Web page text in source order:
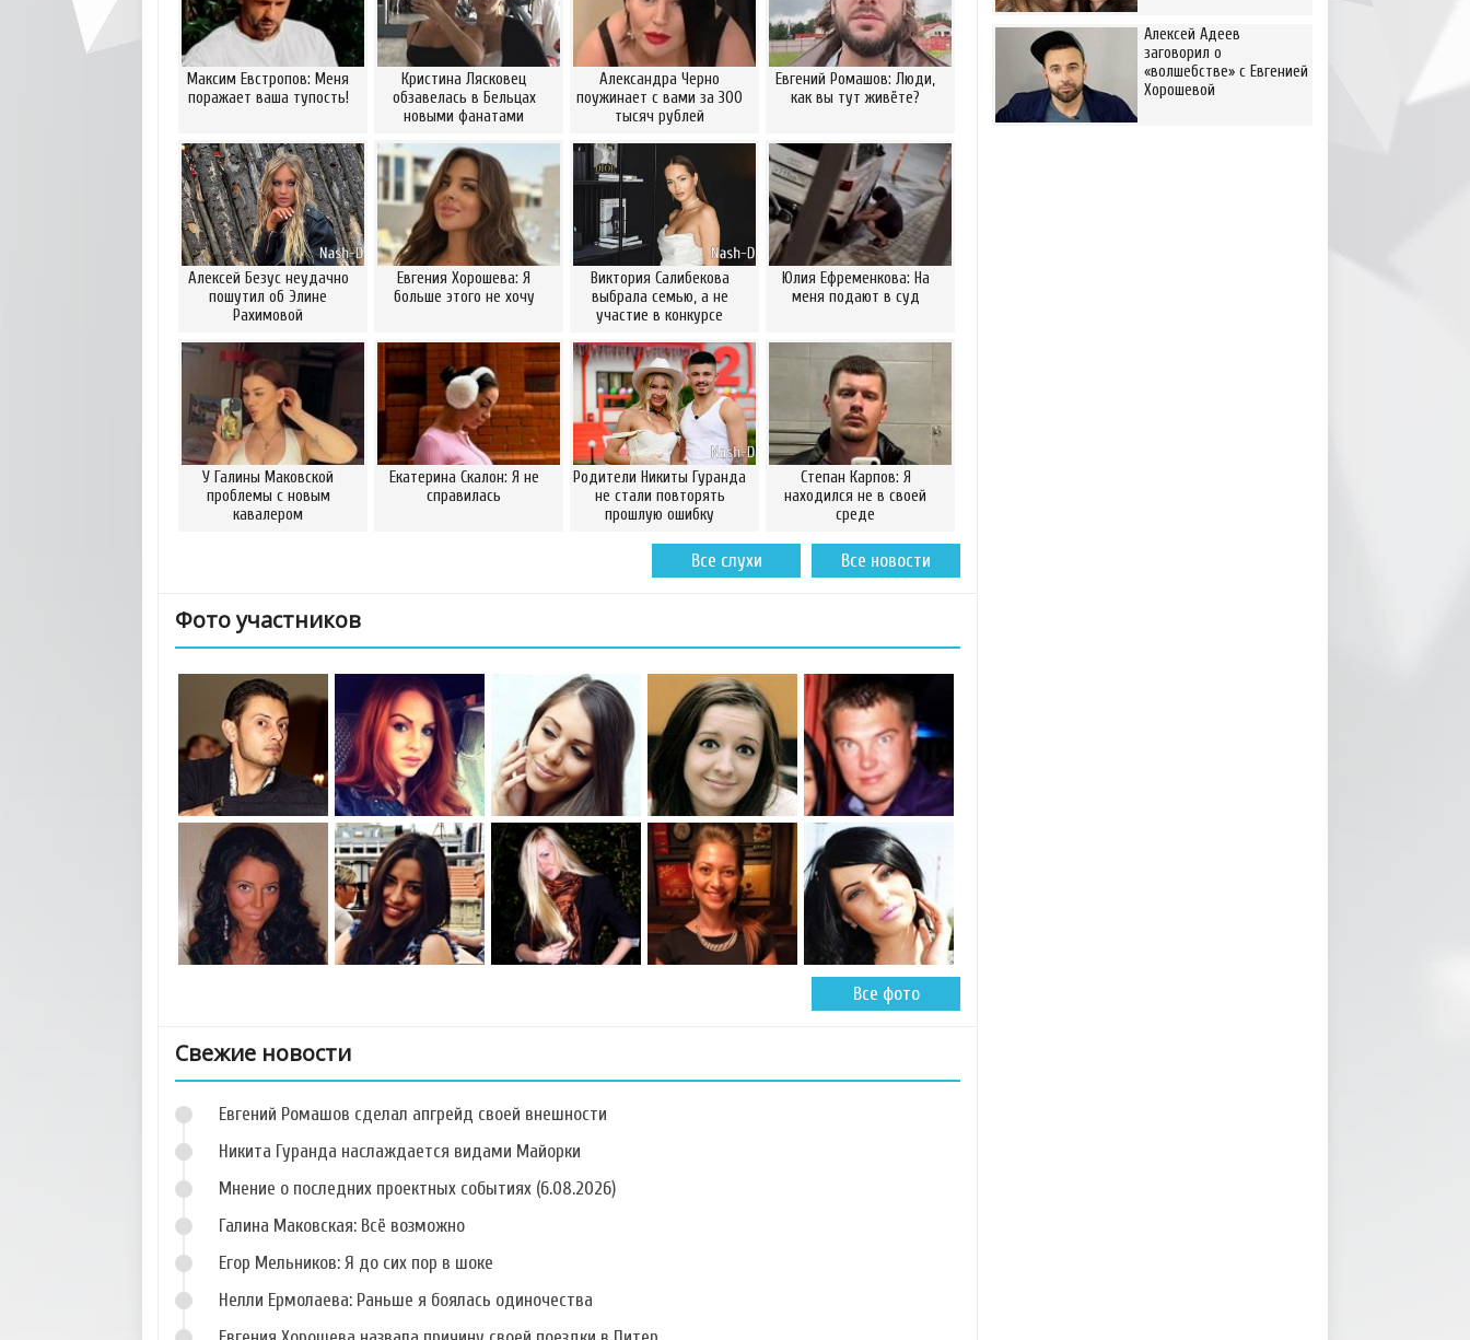
Максим Евстропов: Меня
поражает ваша тупость!
Кристина Лясковец
обзавелась в Бельцах
новыми фанатами
Александра Черно
поужинает с вами за 300
тысяч рублей
Евгений Ромашов: Люди,
как вы тут живёте?
Алексей Безус неудачно
пошутил об Элине
Рахимовой
Евгения Хорошева: Я
больше этого не хочу
Виктория Салибекова
выбрала семью, а не
участие в конкурсе
Юлия Ефременкова: На
меня подают в суд
У Галины Маковской
проблемы с новым
кавалером
Екатерина Скалон: Я не
справилась
Родители Никиты Гуранда
не стали повторять
прошлую ошибку
Степан Карпов: Я
находился не в своей
среде
Все новости
Все слухи
Фото участников
Фото Николая
Горбулина
Фото Дарьи
Дударевой
Все фото
Свежие новости
Евгений Ромашов сделал апгрейд своей внешности
Никита Гуранда наслаждается видами Майорки
Мнение о последних проектных событиях (6.08.2026)
Галина Маковская: Всё возможно
Егор Мельников: Я до сих пор в шоке
Нелли Ермолаева: Раньше я боялась одиночества
Алексей Адеев
заговорил о
«волшебстве» с Евгенией
Хорошевой